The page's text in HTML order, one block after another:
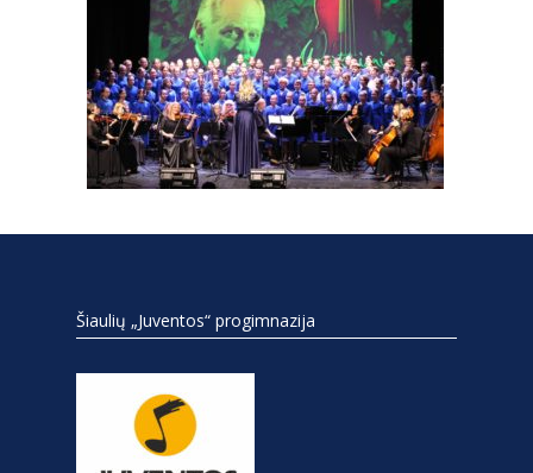
Šiaulių „Juventos“ progimnazija